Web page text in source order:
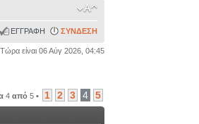
ΕΓΓΡΑΦΗ ΣΥΝΔΕΣΗ
Τώρα είναι 06 Αύγ 2026, 04:45
4από 5• 1 2 3 4 5